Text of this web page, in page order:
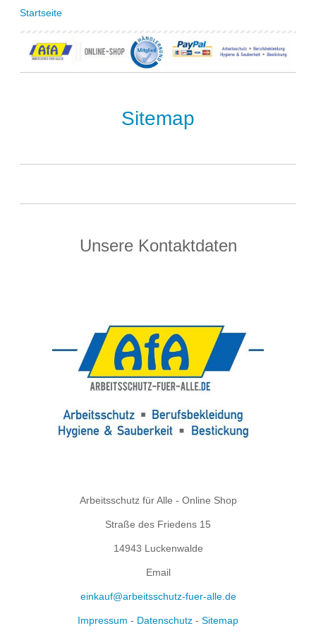
Startseite
Sitemap
Unsere Kontaktdaten
Arbeitsschutz für Alle - Online Shop
Straße des Friedens 15
14943 Luckenwalde
Email
einkauf@arbeitsschutz-fuer-alle.de
Impressum - Datenschutz - Sitemap